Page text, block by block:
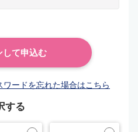
ワードを忘れた場合はこちら
する